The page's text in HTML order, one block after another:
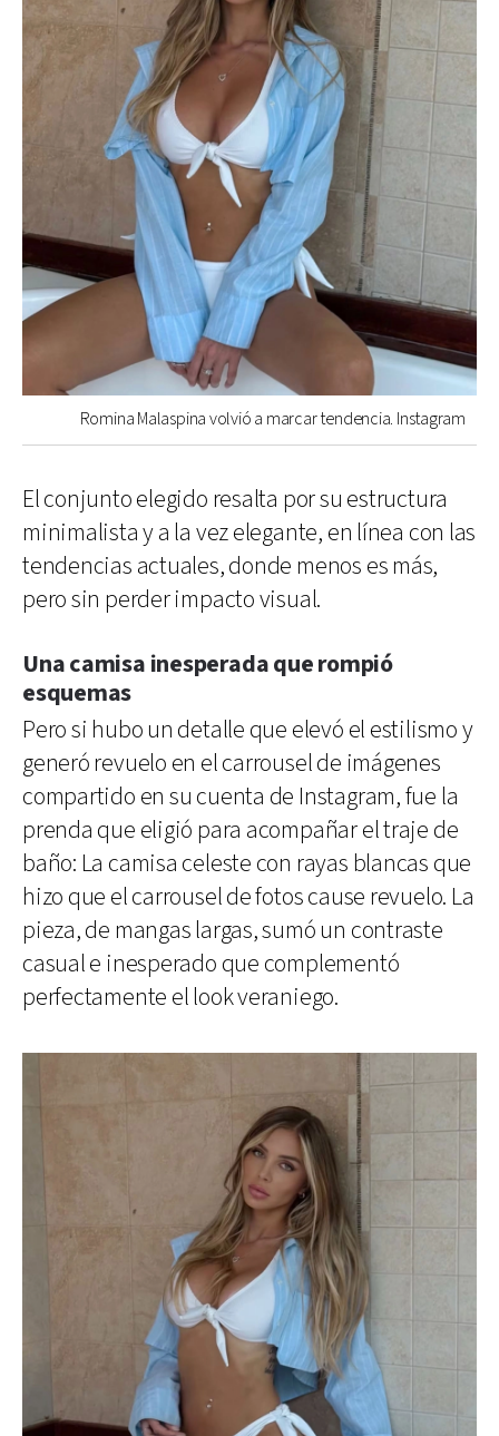
Romina Malaspina volvió a marcar tendencia. Instagram
El conjunto elegido resalta por su estructura
minimalista y a la vez elegante, en línea con las
tendencias actuales, donde menos es más,
pero sin perder impacto visual.
Una camisa inesperada que rompió
esquemas
Pero si hubo un detalle que elevó el estilismo y
generó revuelo en el carrousel de imágenes
compartido en su cuenta de Instagram, fue la
prenda que eligió para acompañar el traje de
baño: La camisa celeste con rayas blancas que
hizo que el carrousel de fotos cause revuelo. La
pieza, de mangas largas, sumó un contraste
casual e inesperado que complementó
perfectamente el look veraniego.